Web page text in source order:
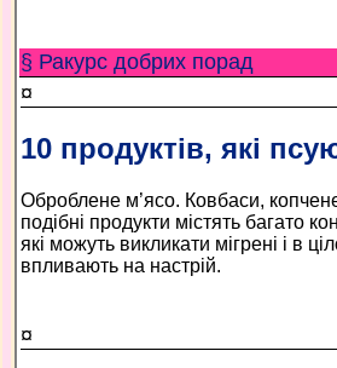
§ Ракурс добрих порад
¤
10 продуктів, які
Оброблене м’ясо. Ковбаси,
подібні продукти містять багато
які можуть викликати мігрені і в
впливають на настрій.
¤